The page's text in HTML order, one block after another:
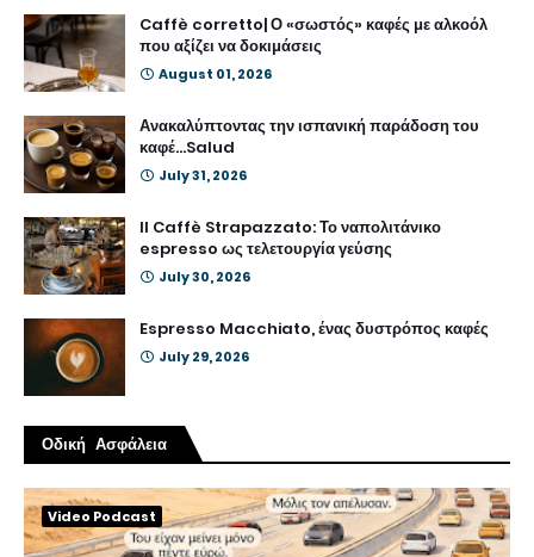
Caffè corretto| Ο «σωστός» καφές με αλκοόλ
που αξίζει να δοκιμάσεις
August 01, 2026
Ανακαλύπτοντας την ισπανική παράδοση του
καφέ...Salud
July 31, 2026
Il Caffè Strapazzato: Το ναπολιτάνικο
espresso ως τελετουργία γεύσης
July 30, 2026
Espresso Macchiato, ένας δυστρόπος καφές
July 29, 2026
Οδική Ασφάλεια
Video Podcast